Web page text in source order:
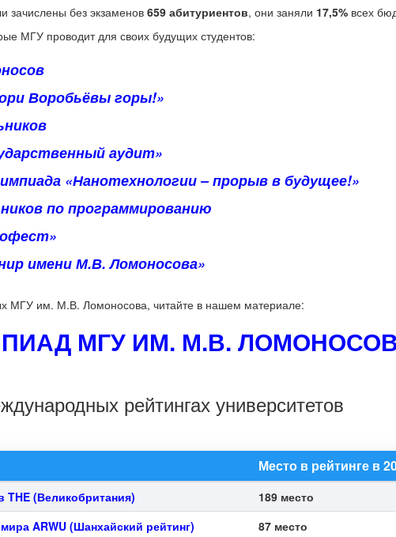
без экзаменов 659 абитуриентов, они заняли 17,5% всех
МГУ проводит для своих будущих студентов:
Воробьёвы горы!»
аудит»
«Нанотехнологии – прорыв в будущее!»
по программированию
имени М.В. Ломоносова»
МГУ им. М.В. Ломоносова, читайте в нашем материале:
МГУ ИМ. М.В.
рейтингах университетов
Место в рейтинге в
THE (Великобритания)
189 место
ARWU (Шанхайский рейтинг)
87 место